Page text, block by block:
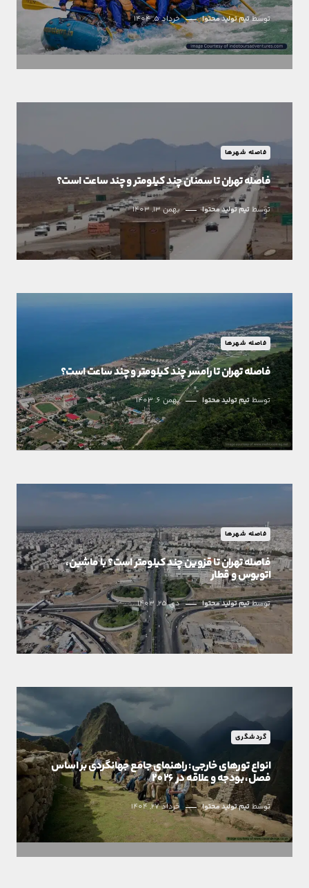
توسطتیم تولید محتوا خرداد 5, 1404
فاصله شهرها
فاصله تهران تا سمنان چند کیلومتر و چند ساعت است؟
توسطتیم تولید محتوا بهمن 13, 1403
فاصله شهرها
فاصله تهران تا رامسر چند کیلومتر و چند ساعت است؟
توسطتیم تولید محتوا بهمن 6, 1403
فاصله شهرها
فاصله تهران تا قزوین چند کیلومتر است؟ با ماشین،
اتوبوس و قطار
توسطتیم تولید محتوا دی 25, 1403
گردشگری
انواع تورهای خارجی: راهنمای جامع جهانگردی بر اساس
فصل، بودجه و علاقه در 2026
توسطتیم تولید محتوا خرداد 27, 1404